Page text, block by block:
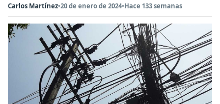
Carlos Martínez•20 de enero de 2024•Hace 133 semanas